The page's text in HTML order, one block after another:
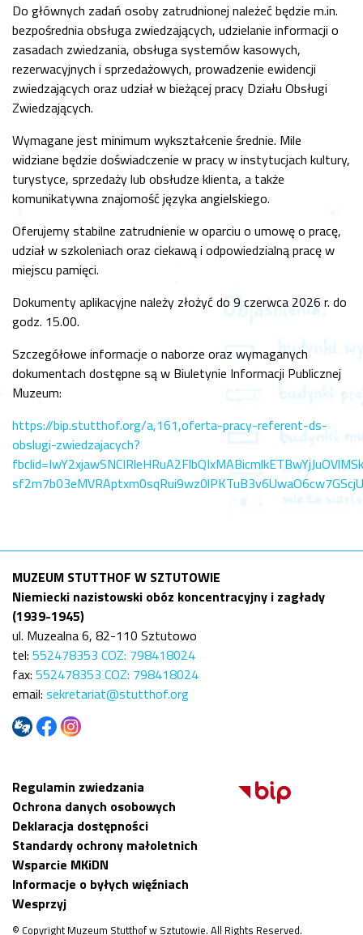
Do głównych zadań osoby zatrudnionej należeć będzie m.in.
bezpośrednia obsługa zwiedzających, udzielanie informacji o
zasadach zwiedzania, obsługa systemów kasowych,
rezerwacyjnych i sprzedażowych, prowadzenie ewidencji
zwiedzających oraz udział w bieżącej pracy Działu Obsługi
Zwiedzających.
Wymagane jest minimum wykształcenie średnie. Mile
widziane będzie doświadczenie w pracy w instytucjach kultury,
turystyce, sprzedaży lub obsłudze klienta, a także
komunikatywna znajomość języka angielskiego.
Oferujemy stabilne zatrudnienie w oparciu o umowę o pracę,
udział w szkoleniach oraz ciekawą i odpowiedzialną pracę w
miejscu pamięci.
Dokumenty aplikacyjne należy złożyć do 9 czerwca 2026 r. do
godz. 15.00.
Szczegółowe informacje o naborze oraz wymaganych
dokumentach dostępne są w Biuletynie Informacji Publicznej
Muzeum:
https://bip.stutthof.org/a,161,oferta-pracy-referent-ds-
obslugi-zwiedzajacych?
MUZEUM STUTTHOF W SZTUTOWIE
Niemiecki nazistowski obóz koncentracyjny i zagłady
(1939-1945)
ul. Muzealna 6, 82-110 Sztutowo
tel: 552478353 COZ: 798418024
fax: 552478353 COZ: 798418024
email: sekretariat@stutthof.org
Regulamin zwiedzania
Ochrona danych osobowych
Deklaracja dostępności
Standardy ochrony małoletnich
Wsparcie MKiDN
Informacje o byłych więźniach
Wesprzyj
© Copyright Muzeum Stutthof w Sztutowie. All Rights Reserved.